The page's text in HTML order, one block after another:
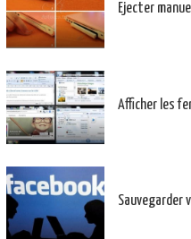
Ejecter
Afficher les
Sauvegarder